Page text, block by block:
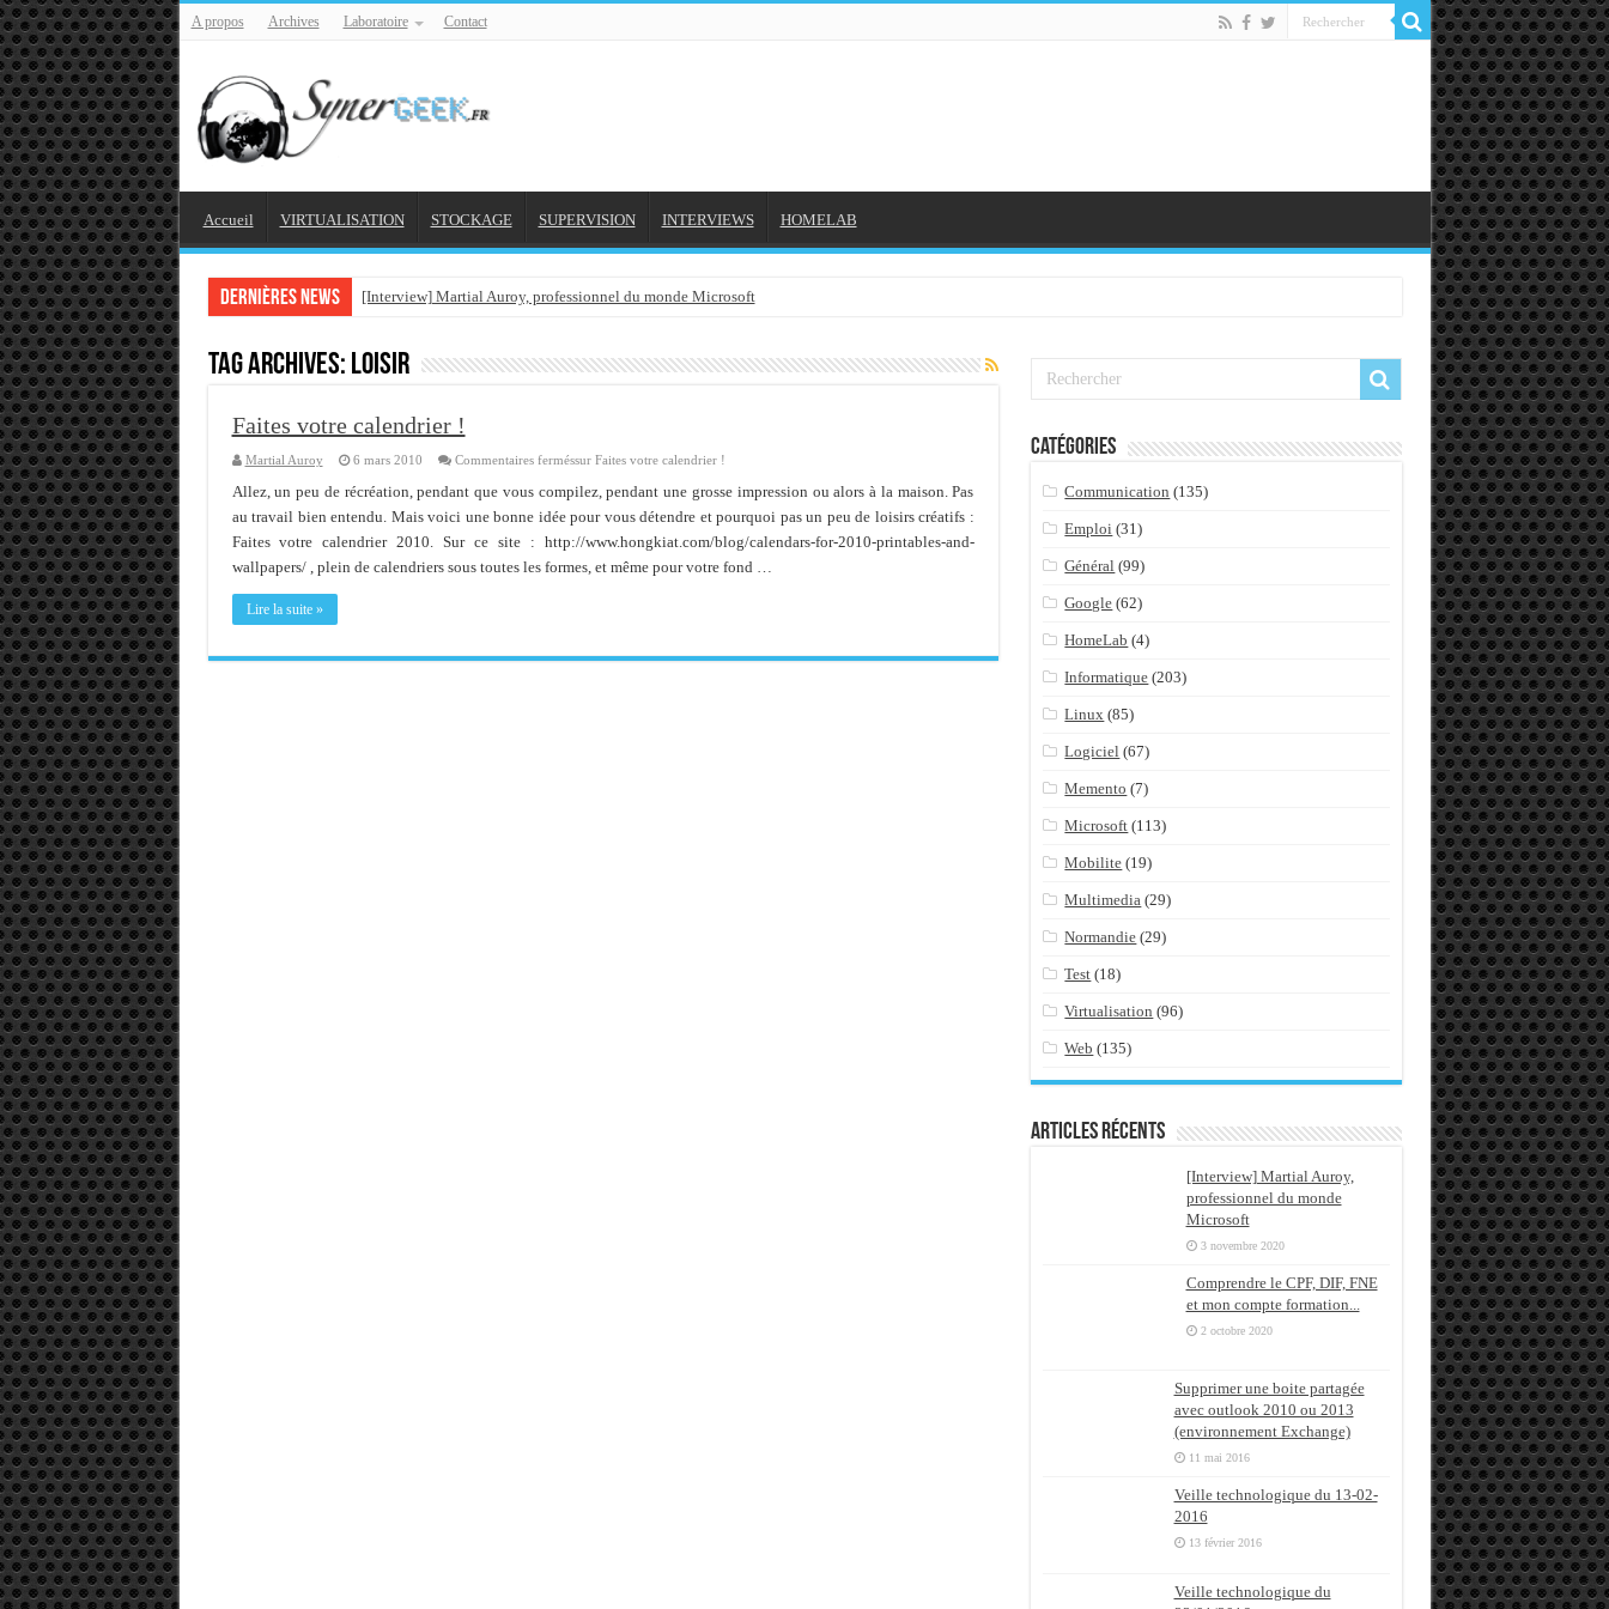
A propos Archives Laboratoire Contact
Accueil VIRTUALISATION STOCKAGE SUPERVISION INTERVIEWS HOMELAB
Dernières news [Interview] Martial Auroy, professionnel du monde Microsoft
Supprimer une boite partagée avec outlook 2010 ou 2013 (environnement Exchange)
Veille technologique du 17-01-2016
Bonne année 2016 et rétro 2015
Memento - Centos revenir en arrière après un yum update
Tag Archives: loisir
Faites votre calendrier !
Martial Auroy 6 mars 2010 Commentaires ferméssur Faites votre calendrier !
Allez, un peu de récréation, pendant que vous compilez, pendant une grosse impression ou alors à la maison. Pas
au travail bien entendu. Mais voici une bonne idée pour vous détendre et pourquoi pas un peu de loisirs créatifs :
Faites votre calendrier 2010. Sur ce site : http://www.hongkiat.com/blog/calendars-for-2010-printables-and-
wallpapers/ , plein de calendriers sous toutes les formes, et même pour votre fond …
Lire la suite »
Catégories
Communication (135)
Emploi (31)
Général (99)
Google (62)
HomeLab (4)
Informatique (203)
Linux (85)
Logiciel (67)
Memento (7)
Microsoft (113)
Mobilite (19)
Multimedia (29)
Normandie (29)
Test (18)
Virtualisation (96)
Web (135)
Articles récents
[Interview] Martial Auroy,
professionnel du monde
Microsoft
3 novembre 2020
Comprendre le CPF, DIF, FNE
et mon compte formation...
2 octobre 2020
Supprimer une boite partagée
avec outlook 2010 ou 2013
(environnement Exchange)
11 mai 2016
Veille technologique du 13-02-
2016
13 février 2016
Veille technologique du